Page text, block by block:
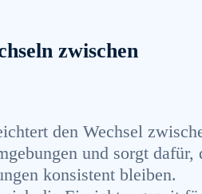
zwischen
den Wechsel
und sorgt dafür,
konsistent bleiben.